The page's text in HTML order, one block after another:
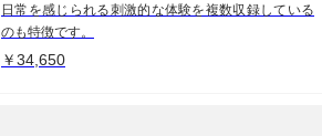
日常を感じられる刺激的な体験を複数収録している
のも特徴です。
￥34,650